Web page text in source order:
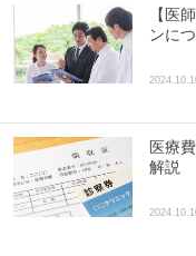
【医
ンに
医療
解説